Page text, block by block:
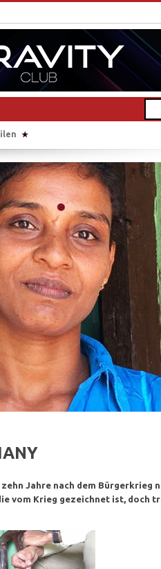
Tamilen feiern in Deutschlands
Bürgerkrieg – 10 Jahre Frieden?
dem Bürgerkrieg- 10 Jahre
Lanka ★ IS bekennt sich zu
Jahre nach dem Bürgerkrieg
vom Krieg gezeichnet ist, doch